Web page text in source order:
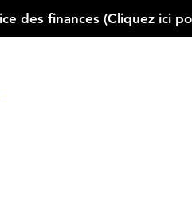
des finances (Cliquez